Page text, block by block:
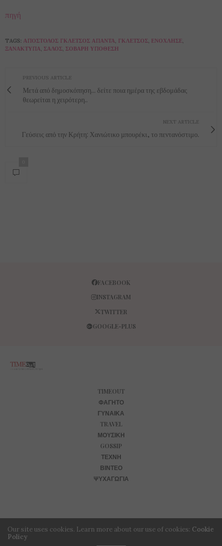
πηγή
TAGS: ΑΠΌΣΤΟΛΟΣ ΓΚΛΈΤΣΟΣ ΑΠΑΝΤΆ, ΓΚΛΈΤΣΟΣ, ΕΝΌΧΛΗΣΕ,
ΞΑΝΑΚΤΥΠΆ, ΣΆΛΟΣ, ΣΟΒΑΡΉ ΥΠΌΘΕΣΗ
PREVIOUS ARTICLE
Μετά από δημοσκόπηση... δείτε ποια ημέρα της εβδομάδας
θεωρείται η χειρότερη..
NEXT ARTICLE
Γεύσεις από την Κρήτη: Χανιώτικο µπουρέκι, το πεντανόστιμο.
FACEBOOK
INSTAGRAM
TWITTER
GOOGLE-PLUS
TIMEOUT
ΦΑΓΗΤΌ
ΓΥΝΑΊΚΑ
TRAVEL
ΜΟΥΣΙΚΉ
GOSSIP
ΤΈΧΝΗ
ΒΊΝΤΕΟ
ΨΥΧΑΓΩΓΊΑ
Our site uses cookies. Learn more about our use of cookies: Cookie
Policy